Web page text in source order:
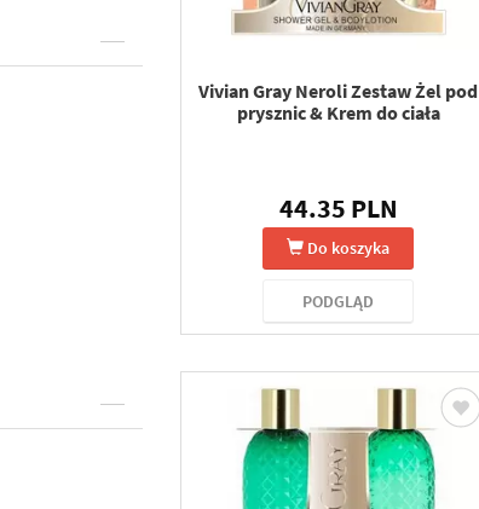
Vivian Gray Neroli Zestaw Żel pod
prysznic & Krem do ciała
44.35 PLN
Do koszyka
PODGLĄD